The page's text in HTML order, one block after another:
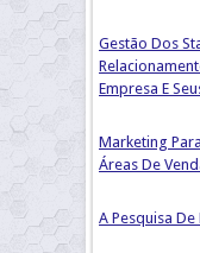
Gestão Dos
Empresa E
Marketing
Áreas De
A Pesquisa